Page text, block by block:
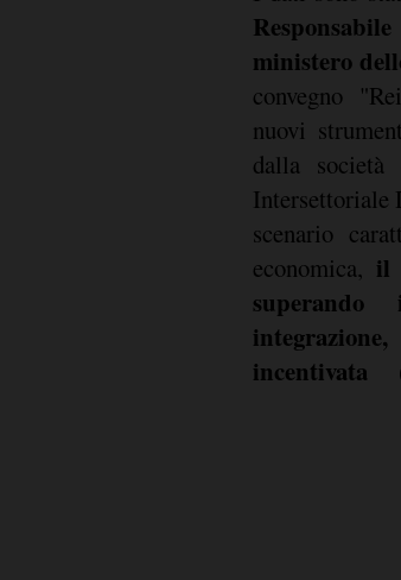
ministero
convegno
nuovi
dalla società
Intersettoriale
scenario
economica, il
incentivata